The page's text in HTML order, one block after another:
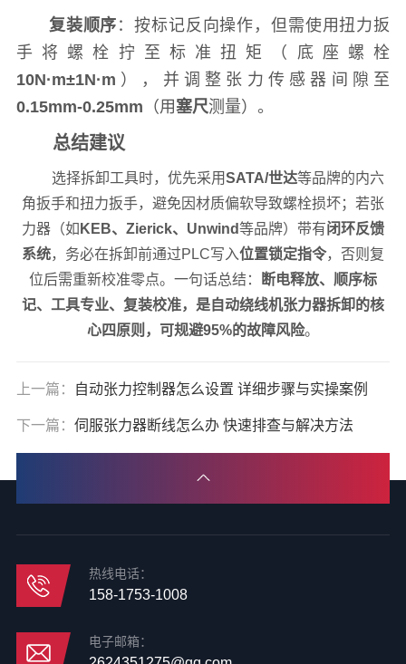
复装顺序 ：按标记反向操作，但需使用扭力扳
手将螺栓拧至标准扭矩（底座螺栓
10N·m±1N·m ），并调整张力传感器间隙至
0.15mm-0.25mm （用塞尺测量）。
总结建议
选择拆卸工具时，优先采用SATA/世达等品牌的内六
角扳手和扭力扳手，避免因材质偏软导致螺栓损坏；若张
力器（如 KEB、Zierick、Unwind等品牌）带有闭环反馈
系统，务必在拆卸前通过PLC写入位置锁定指令，否则复
位后需重新校准零点。一句话总结：
断电释放、顺序标
记、工具专业、复装校准，是自动绕线机张力器拆卸的核
心四原则，可规避95%的故障风险。
上一篇： 自动张力控制器怎么设置 详细步骤与实操案例
下一篇： 伺服张力器断线怎么办 快速排查与解决方法
热线电话：
158-1753-1008
电子邮箱：